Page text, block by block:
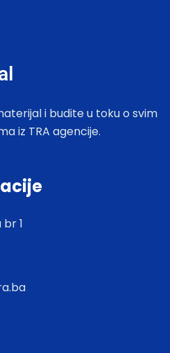
i budite u toku o svim
iz TRA agencije.
1